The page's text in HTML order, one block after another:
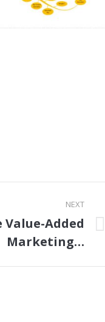
NEXT
Value-Added
Marketing…